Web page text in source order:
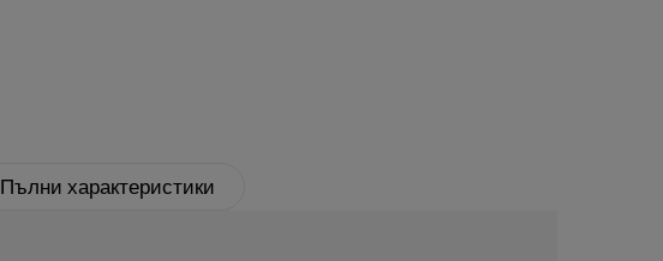
Пълни характеристики